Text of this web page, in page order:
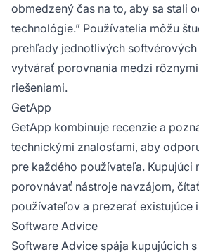
obmedzený čas na to, aby sa stali
technológie.” Používatelia môžu
prehľady jednotlivých
vytvárať porovnania medzi
riešeniami.
GetApp
GetApp kombinuje recenzie a
technickými znalosťami, aby
pre každého používateľa. Kupujúci
porovnávať nástroje navzájom,
používateľov a prezerať existujúce
Software Advice
Software Advice spája kupujúcich